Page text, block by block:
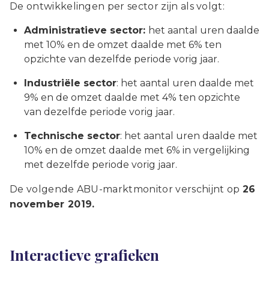
De ontwikkelingen per sector zijn als volgt:
Administratieve sector: het aantal uren daalde
met 10% en de omzet daalde met 6% ten
opzichte van dezelfde periode vorig jaar.
Industriële sector: het aantal uren daalde met
9% en de omzet daalde met 4% ten opzichte
van dezelfde periode vorig jaar.
Technische sector: het aantal uren daalde met
10% en de omzet daalde met 6% in vergelijking
met dezelfde periode vorig jaar.
De volgende ABU-marktmonitor verschijnt op 26
november 2019.
Interactieve grafieken